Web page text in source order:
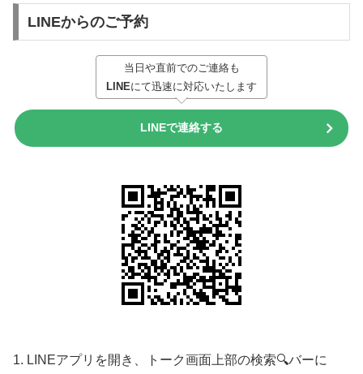
LINEからのご予約
当日や直前でのご連絡も
LINEにて迅速に対応いたします
LINEで連絡する
1. LINEアプリを開き、トーク画面上部の検索🔍バーに